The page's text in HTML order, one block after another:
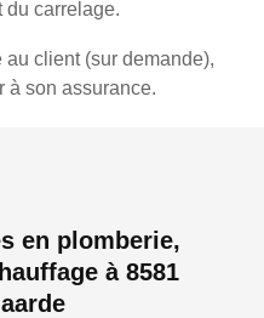
du carrelage.
client (sur demande),
à son assurance.
en plomberie,
à 8581